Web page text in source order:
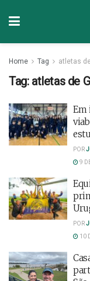
Home Tag atletas
Tag: atletas de
Em
POR
9
POR
10